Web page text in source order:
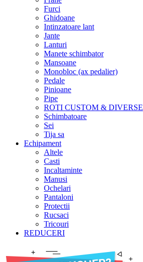
Furci
Ghidoane
Intinzatoare lant
Jante
Lanturi
Manete schimbator
Mansoane
Monobloc (ax pedalier)
Pedale
Pinioane
Pipe
ROTI CUSTOM & DIVERSE
Schimbatoare
Sei
Tija sa
Echipament
Altele
Casti
Incaltaminte
Manusi
Ochelari
Pantaloni
Protectii
Rucsaci
Tricouri
REDUCERI